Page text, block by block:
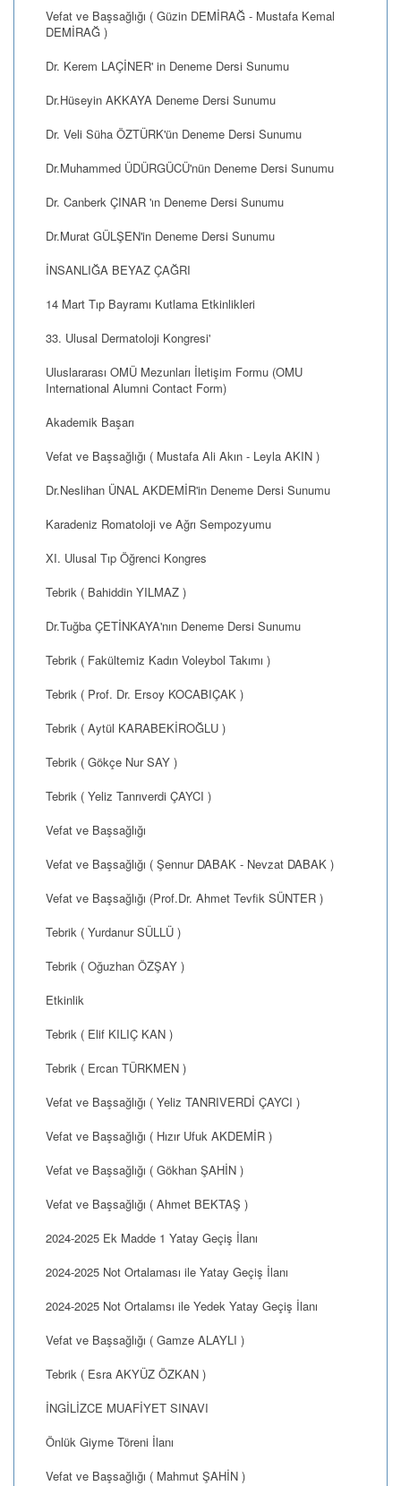
Vefat ve Başsağlığı ( Güzin DEMİRAĞ - Mustafa Kemal
DEMİRAĞ )
Dr. Kerem LAÇİNER' in Deneme Dersi Sunumu
Dr.Hüseyin AKKAYA Deneme Dersi Sunumu
Dr. Veli Süha ÖZTÜRK'ün Deneme Dersi Sunumu
Dr.Muhammed ÜDÜRGÜCÜ'nün Deneme Dersi Sunumu
Dr. Canberk ÇINAR 'ın Deneme Dersi Sunumu
Dr.Murat GÜLŞEN'in Deneme Dersi Sunumu
İNSANLIĞA BEYAZ ÇAĞRI
14 Mart Tıp Bayramı Kutlama Etkinlikleri
33. Ulusal Dermatoloji Kongresi'
Uluslararası OMÜ Mezunları İletişim Formu (OMU
International Alumni Contact Form)
Akademik Başarı
Vefat ve Başsağlığı ( Mustafa Ali Akın - Leyla AKIN )
Dr.Neslihan ÜNAL AKDEMİR'in Deneme Dersi Sunumu
Karadeniz Romatoloji ve Ağrı Sempozyumu
XI. Ulusal Tıp Öğrenci Kongres
Tebrik ( Bahiddin YILMAZ )
Dr.Tuğba ÇETİNKAYA'nın Deneme Dersi Sunumu
Tebrik ( Fakültemiz Kadın Voleybol Takımı )
Tebrik ( Prof. Dr. Ersoy KOCABIÇAK )
Tebrik ( Aytül KARABEKİROĞLU )
Tebrik ( Gökçe Nur SAY )
Tebrik ( Yeliz Tanrıverdi ÇAYCI )
Vefat ve Başsağlığı
Vefat ve Başsağlığı ( Şennur DABAK - Nevzat DABAK )
Vefat ve Başsağlığı (Prof.Dr. Ahmet Tevfik SÜNTER )
Tebrik ( Yurdanur SÜLLÜ )
Tebrik ( Oğuzhan ÖZŞAY )
Etkinlik
Tebrik ( Elif KILIÇ KAN )
Tebrik ( Ercan TÜRKMEN )
Vefat ve Başsağlığı ( Yeliz TANRIVERDİ ÇAYCI )
Vefat ve Başsağlığı ( Hızır Ufuk AKDEMİR )
Vefat ve Başsağlığı ( Gökhan ŞAHİN )
Vefat ve Başsağlığı ( Ahmet BEKTAŞ )
2024-2025 Ek Madde 1 Yatay Geçiş İlanı
2024-2025 Not Ortalaması ile Yatay Geçiş İlanı
2024-2025 Not Ortalamsı ile Yedek Yatay Geçiş İlanı
Vefat ve Başsağlığı ( Gamze ALAYLI )
Tebrik ( Esra AKYÜZ ÖZKAN )
İNGİLİZCE MUAFİYET SINAVI
Önlük Giyme Töreni İlanı
Vefat ve Başsağlığı ( Mahmut ŞAHİN )